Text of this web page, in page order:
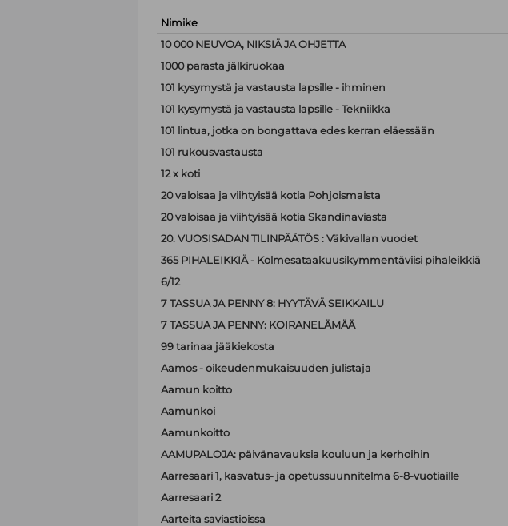
Nimike
10 000 NEUVOA, NIKSIÄ JA OHJETTA
1000 parasta jälkiruokaa
101 kysymystä ja vastausta lapsille - ihminen
101 kysymystä ja vastausta lapsille - Tekniikka
101 lintua, jotka on bongattava edes kerran eläessään
101 rukousvastausta
12 x koti
20 valoisaa ja viihtyisää kotia Pohjoismaista
20 valoisaa ja viihtyisää kotia Skandinaviasta
20. VUOSISADAN TILINPÄÄTÖS : Väkivallan vuodet
365 PIHALEIKKIÄ - Kolmesataakuusikymmentäviisi pihaleikkiä
6/12
7 TASSUA JA PENNY 8: HYYTÄVÄ SEIKKAILU
7 TASSUA JA PENNY: KOIRANELÄMÄÄ
99 tarinaa jääkiekosta
Aamos - oikeudenmukaisuuden julistaja
Aamun koitto
Aamunkoi
Aamunkoitto
AAMUPALOJA: päivänavauksia kouluun ja kerhoihin
Aarresaari 1, kasvatus- ja opetussuunnitelma 6-8-vuotiaille
Aarresaari 2
Aarteita saviastioissa